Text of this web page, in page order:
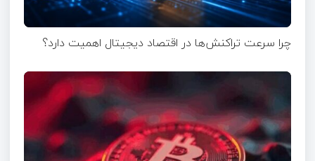
چرا سرعت تراکنش‌ها در اقتصاد دیجیتال اهمیت دارد؟